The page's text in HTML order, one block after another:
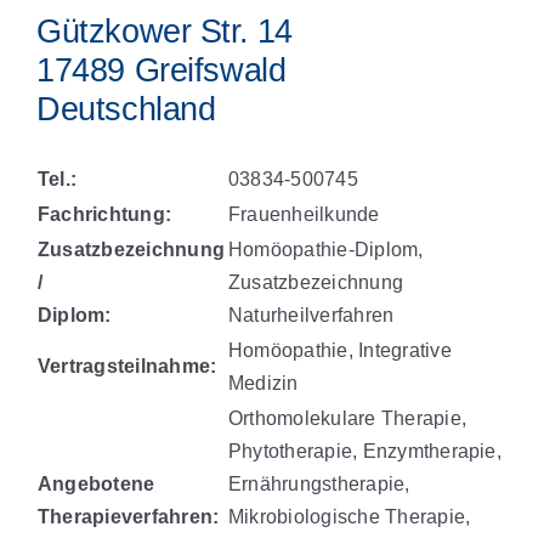
Gützkower Str. 14
17489 Greifswald
Deutschland
Tel.:
03834-500745
Fachrichtung:
Frauenheilkunde
Zusatzbezeichnung
/
Diplom:
Homöopathie-Diplom,
Zusatzbezeichnung
Naturheilverfahren
Vertragsteilnahme:
Homöopathie, Integrative
Medizin
Angebotene
Therapieverfahren:
Orthomolekulare Therapie,
Phytotherapie, Enzymtherapie,
Ernährungstherapie,
Mikrobiologische Therapie,